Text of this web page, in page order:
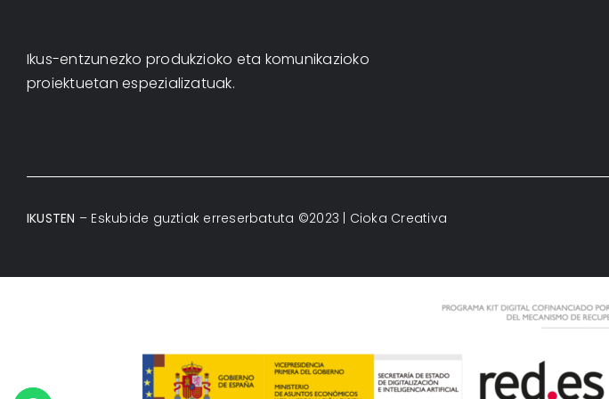
Ikus-entzunezko produkzioko eta komunikazioko
proiektuetan espezializatuak.
IKUSTEN – Eskubide guztiak erreserbatuta ©2023 | Cioka Creativa